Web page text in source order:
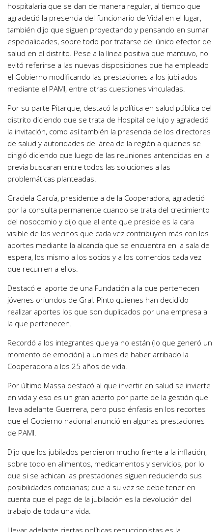
hospitalaria que se dan de manera regular, al tiempo que
agradeció la presencia del funcionario de Vidal en el lugar,
también dijo que siguen proyectando y pensando en sumar
especialidades, sobre todo por tratarse del único efector de
salud en el distrito. Pese a la línea positiva que mantuvo, no
evitó referirse a las nuevas disposiciones que ha empleado
el Gobierno modificando las prestaciones a los jubilados
mediante el PAMI, entre otras cuestiones vinculadas.
Por su parte Pitarque, destacó la política en salud pública del
distrito diciendo que se trata de Hospital de lujo y agradeció
la invitación, como así también la presencia de los directores
de salud y autoridades del área de la región a quienes se
dirigió diciendo que luego de las reuniones antendidas en la
previa buscaran entre todos las soluciones a las
problemáticas planteadas.
Graciela García, presidente a de la Cooperadora, agradeció
por la consulta permanente cuando se trata del crecimiento
del nosocomio y dijo que el ente que preside es la cara
visible de los vecinos que cada vez contribuyen más con los
aportes mediante la alcancía que se encuentra en la sala de
espera, los mismo a los socios y a los comercios cada vez
que recurren a ellos.
Destacó el aporte de una Fundación a la que pertenecen
jóvenes oriundos de Gral. Pinto quienes han decidido
realizar aportes los que son duplicados por una empresa a
la que pertenecen.
Recordó a los integrantes que ya no están (lo que generó un
momento de emoción) a un mes de haber arribado la
Cooperadora a los 25 años de vida.
Por último Massa destacó al que invertir en salud se invierte
en vida y eso es un gran acierto por parte de la gestión que
lleva adelante Guerrera, pero puso énfasis en los recortes
que el Gobierno nacional anunció en algunas prestaciones
de PAMI.
Dijo que los jubilados perdieron mucho frente a la inflación,
sobre todo en alimentos, medicamentos y servicios, por lo
que si se achican las prestaciones siguen reduciendo sus
posibilidades cotidianas; que a su vez se debe tener en
cuenta que el pago de la jubilación es la devolución del
trabajo de toda una vida.